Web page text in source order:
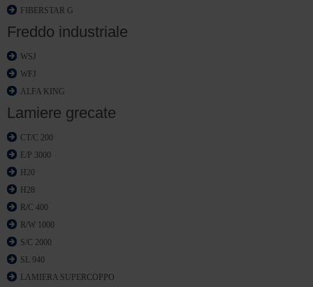
FIBERSTAR G
Freddo industriale
WSJ
WFJ
ALFA KING
Lamiere grecate
CT/C 200
E/P 3000
H20
H28
R/C 400
R/W 1000
S/C 2000
SL 940
LAMIERA SUPERCOPPO